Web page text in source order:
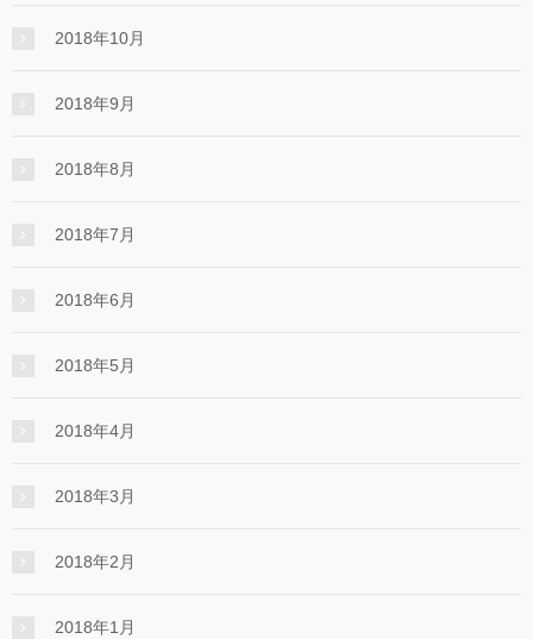
2018年10月
2018年9月
2018年8月
2018年7月
2018年6月
2018年5月
2018年4月
2018年3月
2018年2月
2018年1月